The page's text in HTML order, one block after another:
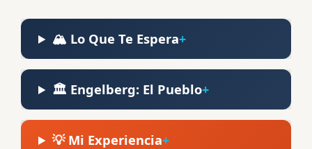
🏔️ Lo Que Te Espera
🏛️ Engelberg: El Pueblo
💡 Mi Experiencia